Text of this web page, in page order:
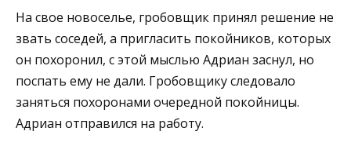
На свое новоселье, гробовщик принял решение не
звать соседей, а пригласить покойников, которых
он похоронил, с этой мыслью Адриан заснул, но
поспать ему не дали. Гробовщику следовало
заняться похоронами очередной покойницы.
Адриан отправился на работу.